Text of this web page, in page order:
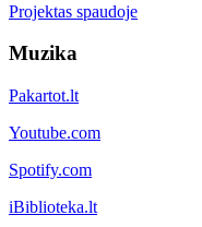
Projektas spaudoje
Muzika
Pakartot.lt
Youtube.com
Spotify.com
iBiblioteka.lt